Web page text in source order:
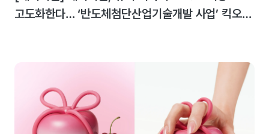
고도화한다… ‘반도체첨단산업기술개발 사업’ 킥오프